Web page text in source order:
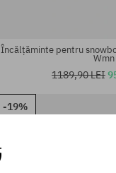
Încălțăminte pentru
Wmn
1189,90 LEI
-19%